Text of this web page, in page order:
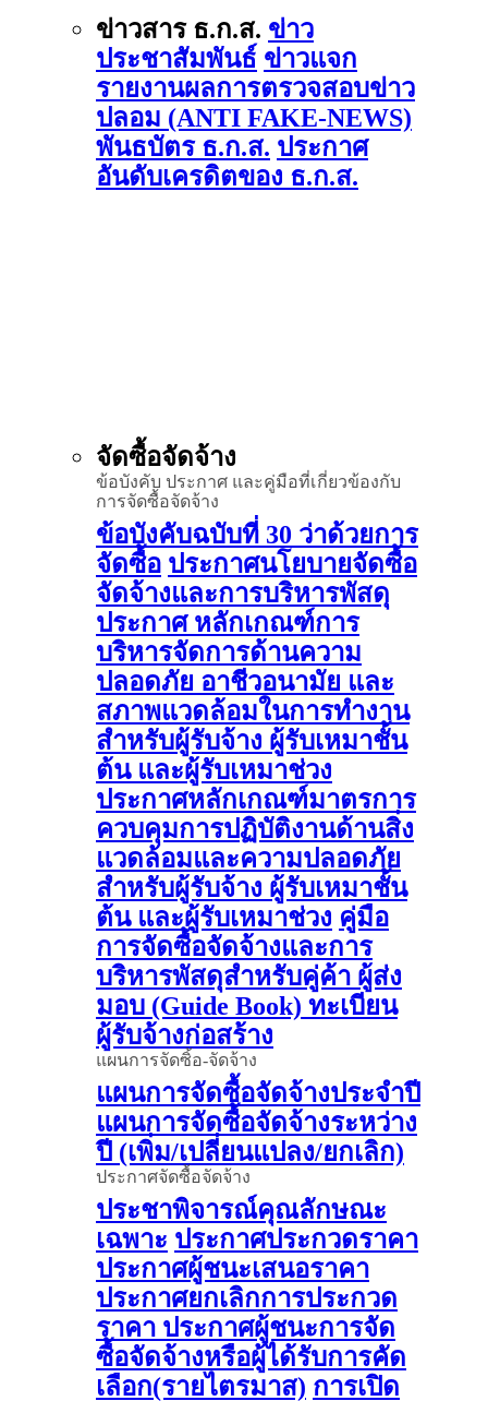
ข่าวสาร ธ.ก.ส. ข่าว
ประชาสัมพันธ์ ข่าวแจก
รายงานผลการตรวจสอบข่าว
ปลอม (ANTI FAKE-NEWS)
พันธบัตร ธ.ก.ส. ประกาศ
อันดับเครดิตของ ธ.ก.ส.
จัดซื้อจัดจ้าง
ข้อบังคับ ประกาศ และคู่มือที่เกี่ยวข้องกับ
การจัดซื้อจัดจ้าง
ข้อบังคับฉบับที่ 30 ว่าด้วยการ
จัดซื้อ ประกาศนโยบายจัดซื้อ
จัดจ้างและการบริหารพัสดุ
ประกาศ หลักเกณฑ์การ
บริหารจัดการด้านความ
ปลอดภัย อาชีวอนามัย และ
สภาพแวดล้อมในการทำงาน
สำหรับผู้รับจ้าง ผู้รับเหมาชั้น
ต้น และผู้รับเหมาช่วง
ประกาศหลักเกณฑ์มาตรการ
ควบคุมการปฏิบัติงานด้านสิ่ง
แวดล้อมและความปลอดภัย
สำหรับผู้รับจ้าง ผู้รับเหมาชั้น
ต้น และผู้รับเหมาช่วง คู่มือ
การจัดซื้อจัดจ้างและการ
บริหารพัสดุสำหรับคู่ค้า ผู้ส่ง
มอบ (Guide Book) ทะเบียน
ผู้รับจ้างก่อสร้าง
แผนการจัดซิ้อ-จัดจ้าง
แผนการจัดซื้อจัดจ้างประจำปี
แผนการจัดซื้อจัดจ้างระหว่าง
ปี (เพิ่ม/เปลี่ยนแปลง/ยกเลิก)
ประกาศจัดซื้อจัดจ้าง
ประชาพิจารณ์คุณลักษณะ
เฉพาะ ประกาศประกวดราคา
ประกาศผู้ชนะเสนอราคา
ประกาศยกเลิกการประกวด
ราคา ประกาศผู้ชนะการจัด
ซื้อจัดจ้างหรือผู้ได้รับการคัด
เลือก(รายไตรมาส) การเปิด